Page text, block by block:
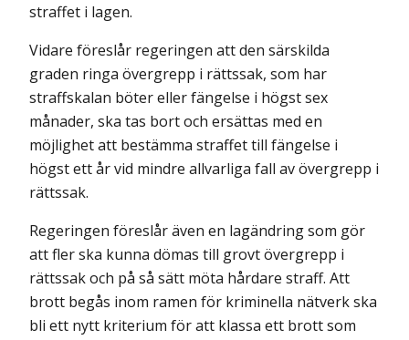
straffet i lagen.
Vidare föreslår regeringen att den särskilda
graden ringa övergrepp i rättssak, som har
straffskalan böter eller fängelse i högst sex
månader, ska tas bort och ersättas med en
möjlighet att bestämma straffet till fängelse i
högst ett år vid mindre allvarliga fall av övergrepp i
rättssak.
Regeringen föreslår även en lagändring som gör
att fler ska kunna dömas till grovt övergrepp i
rättssak och på så sätt möta hårdare straff. Att
brott begås inom ramen för kriminella nätverk ska
bli ett nytt kriterium för att klassa ett brott som